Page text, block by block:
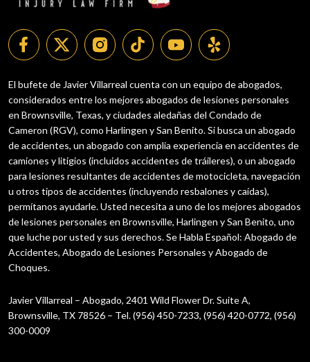
El bufete de Javier Villarreal cuenta con un equipo de abogados,
considerados entre los mejores abogados de lesiones personales
en Brownsville, Texas, y ciudades aledañas del Condado de
Cameron (RGV), como Harlingen y San Benito. Si busca un abogado
de accidentes, un abogado con amplia experiencia en accidentes de
camiones y litigios (incluidos accidentes de tráileres), o un abogado
para lesiones resultantes de accidentes de motocicleta, navegación
u otros tipos de accidentes (incluyendo resbalones y caídas),
permítanos ayudarle. Usted necesita a uno de los mejores abogados
de lesiones personales en Brownsville, Harlingen y San Benito, uno
que luche por usted y sus derechos. Se Habla Español: Abogado de
Accidentes, Abogado de Lesiones Personales y Abogado de
Choques.
Javier Villarreal – Abogado, 2401 Wild Flower Dr. Suite A,
Brownsville, TX 78526 – Tel. (956) 450-7233, (956) 420-0772, (956)
300-0009